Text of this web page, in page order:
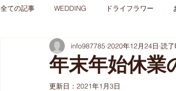
全ての記事 WEDDING ドライフラワー
オープニング イベント 季節のお花
年末年始休業
info987785 2020年12月24日 読
更新日： 2021年1月3日